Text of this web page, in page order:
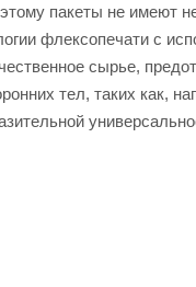
пакеты не имеют
флексопечати с
сырье,
тел, таких как,